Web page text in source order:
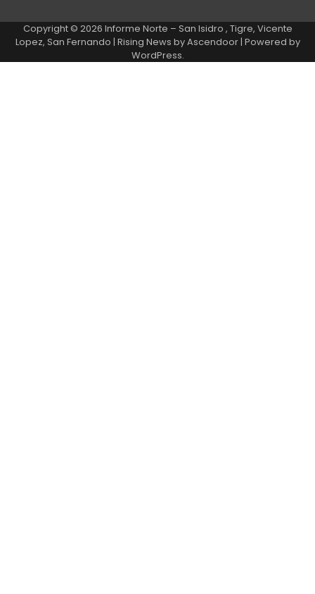
Copyright © 2026 Informe Norte – San Isidro , Tigre, Vicente
Lopez, San Fernando | Rising News byAscendoor| Powered by
WordPress.